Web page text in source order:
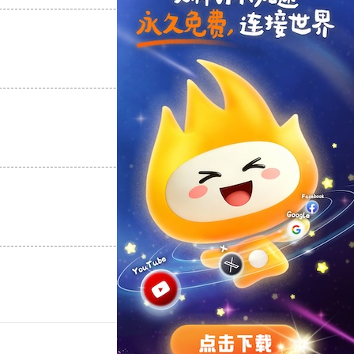
支持
反对 [0]
支持[0] 反对[0]